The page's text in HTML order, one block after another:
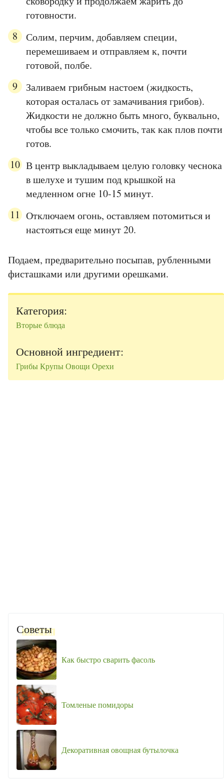
готовности.
Солим, перчим, добавляем специи,
перемешиваем и отправляем к, почти
готовой, полбе.
Заливаем грибным настоем (жидкость,
которая осталась от замачивания грибов).
Жидкости не должно быть много, буквально,
чтобы все только смочить, так как плов почти
готов.
В центр выкладываем целую головку чеснока
в шелухе и тушим под крышкой на
медленном огне 10-15 минут.
Отключаем огонь, оставляем потомиться и
настояться еще минут 20.
Подаем, предварительно посыпав, рубленными
фисташками или другими орешками.
Категория:
Вторые блюда
Основной ингредиент:
ГрибыКрупыОвощи Орехи
Советы
Как быстро сварить фасоль
Томленые помидоры
Декоративная овощная бутылочка